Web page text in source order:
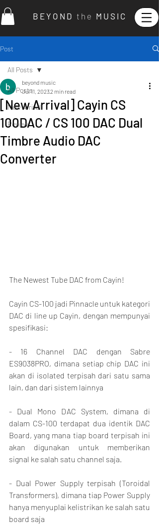
B E Y O N D t h e M U S I C
Post
All Posts
New Arrival
Review
All Posts
[New Arrival] Cayin CS
100DAC / CS 100 DAC Dual
Timbre Audio DAC
Converter
beyond music
Jul 11, 20232 min read
The Newest Tube DAC from Cayin!
Cayin CS-100 jadi Pinnacle untuk kategori
DAC di line up Cayin, dengan mempunyai
spesifikasi:
- 16 Channel DAC dengan Sabre
ES9038PRO, dimana setiap chip DAC ini
akan di isolated terpisah dari satu sama
lain, dan dari sistem lainnya
- Dual Mono DAC System, dimana di
dalam CS-100 terdapat dua identik DAC
Board, yang mana tiap board terpisah ini
akan digunakan untuk memberikan
signal ke salah satu channel saja.
- Dual Power Supply terpisah (Toroidal
Transformers), dimana tiap Power Supply
hanya menyuplai kelistrikan ke salah satu
board saja